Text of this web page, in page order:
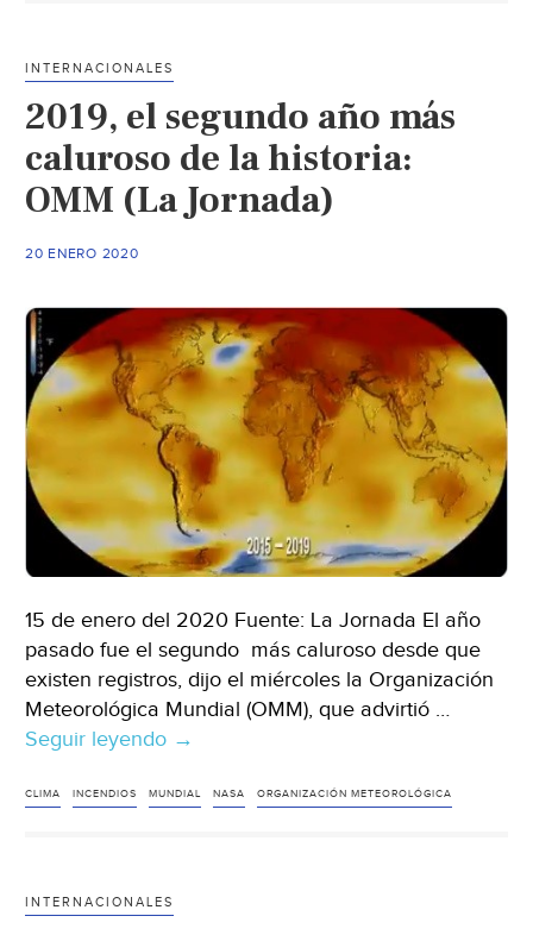
derrite
el
norte
de
Antártida
NotiCyTI)
INTERNACIONALES
2019, el segundo año más
caluroso de la historia:
OMM (La Jornada)
20 ENERO 2020
15 de enero del 2020 Fuente: La Jornada El año
pasado fue el segundo más caluroso desde que
existen registros, dijo el miércoles la Organización
Meteorológica Mundial (OMM), que advirtió …
Seguir leyendo 2019,
segundo
de
→
CLIMA INCENDIOS MUNDIAL NASA ORGANIZACIÓN METEOROLÓGICA
INTERNACIONALES